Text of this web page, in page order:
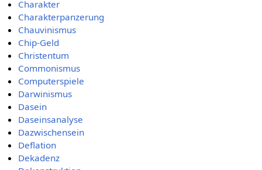
Charakter
Charakterpanzerung
Chauvinismus
Chip-Geld
Christentum
Commonismus
Computerspiele
Darwinismus
Dasein
Daseinsanalyse
Dazwischensein
Deflation
Dekadenz